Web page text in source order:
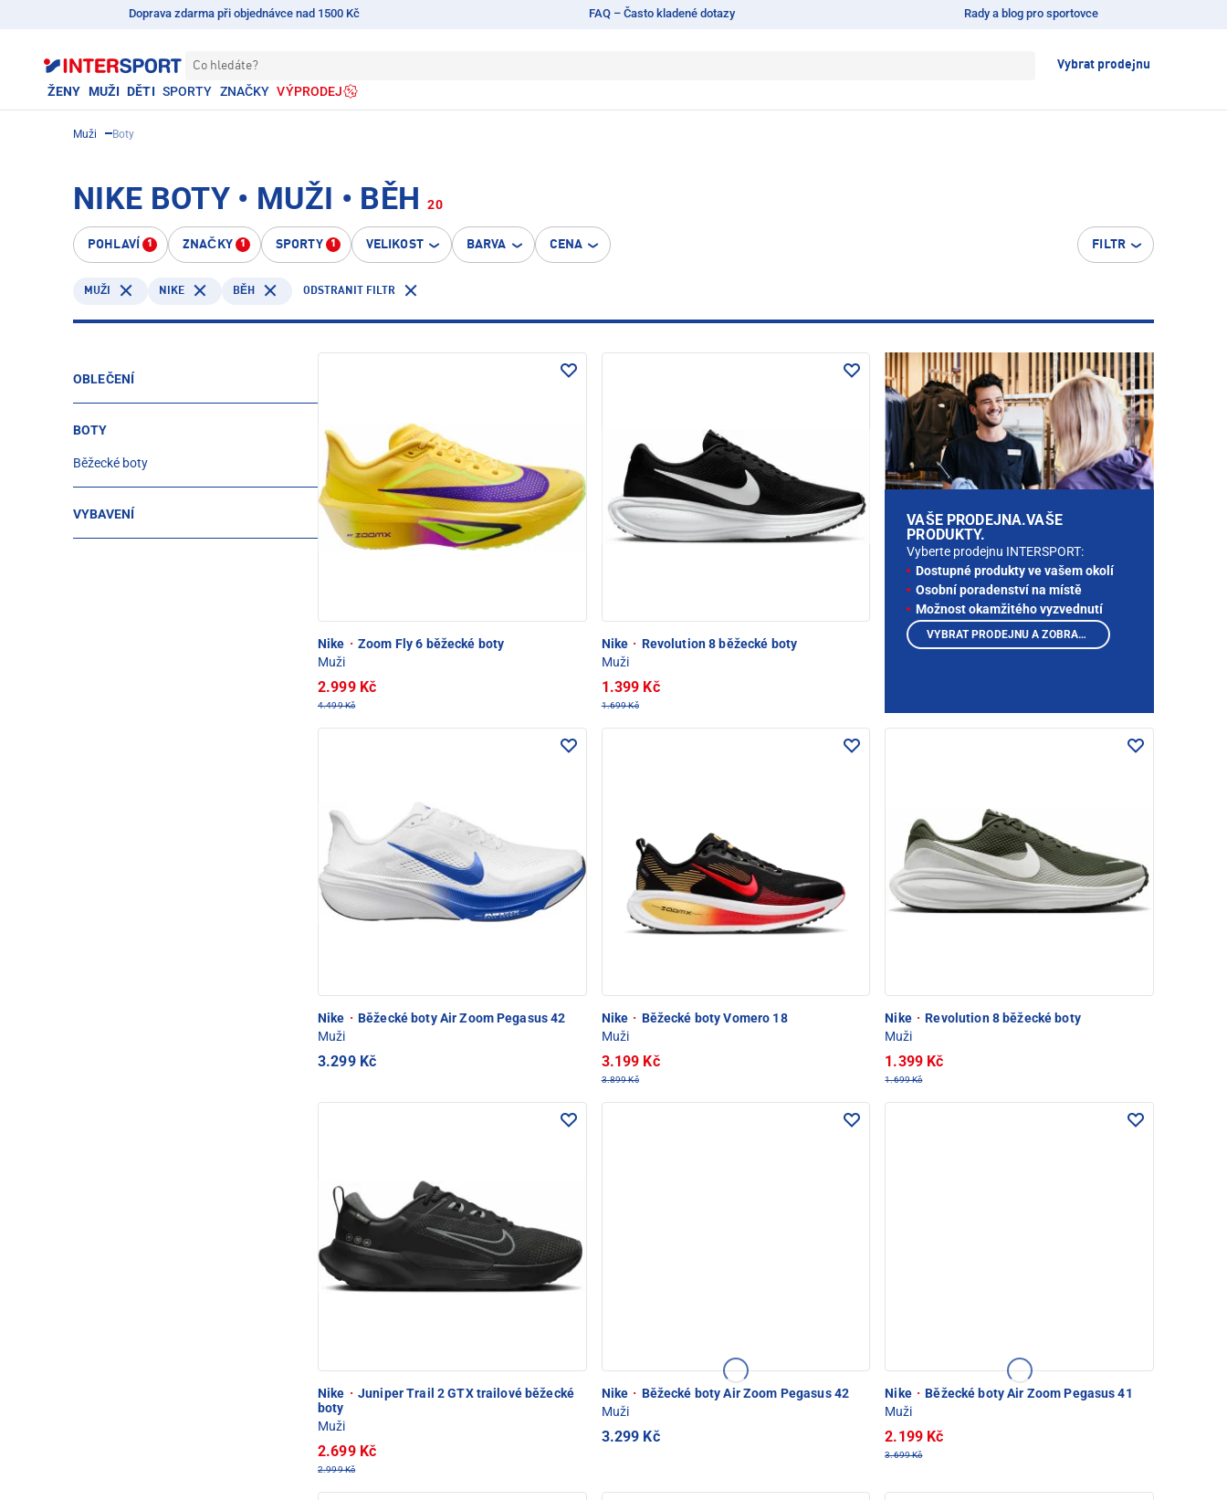
Doprava zdarma při objednávce nad 1500 Kč FAQ – Často kladené dotazy Rady a blog pro sportovce
Co hledáte? Vybrat prodejnu
ŽENY MUŽI DĚTI SPORTY ZNAČKY VÝPRODEJ
Muži Boty
NIKE BOTY • MUŽI • BĚH 20
POHLAVÍ 1 ZNAČKY 1 SPORTY 1 VELIKOST BARVA CENA FILTR
MUŽI NIKE BĚH ODSTRANIT FILTR
OBLEČENÍ
BOTY
Běžecké boty
VYBAVENÍ
Nike · Zoom Fly 6 běžecké boty
Muži
2.999 Kč
4.499 Kč
Nike · Revolution 8 běžecké boty
Muži
1.399 Kč
1.699 Kč
Nike · Běžecké boty Air Zoom Pegasus 42
Muži
3.299 Kč
Nike · Běžecké boty Vomero 18
Muži
3.199 Kč
3.899 Kč
Nike · Revolution 8 běžecké boty
Muži
1.399 Kč
1.699 Kč
Nike · Juniper Trail 2 GTX trailové běžecké
boty
Muži
2.699 Kč
2.999 Kč
Nike · Běžecké boty Air Zoom Pegasus 42
Muži
3.299 Kč
Nike · Běžecké boty Air Zoom Pegasus 41
Muži
2.199 Kč
3.699 Kč
VAŠE PRODEJNA.VAŠE
PRODUKTY.
Vyberte prodejnu INTERSPORT:
Dostupné produkty ve vašem okolí
Osobní poradenství na místě
Možnost okamžitého vyzvednutí
VYBRAT PRODEJNU A ZOBRAZIT PRODUKTY